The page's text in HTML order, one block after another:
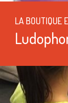
LA BOUTIQUE